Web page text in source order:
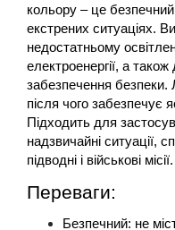
кольору – це безпечний
екстрених ситуаціях.
недостатньому
електроенергії, а
забезпечення безпеки.
після чого забезпечує
Підходить для
надзвичайні ситуації,
підводні і військові місії.
Переваги:
Безпечний: не